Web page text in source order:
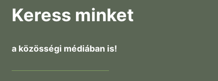
Keress minket
a közösségi médiában is!